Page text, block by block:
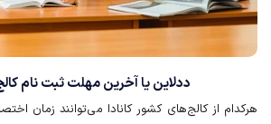
ددلاین یا آخرین مهلت ثبت نام
هرکدام از کالج‌های کشور کانادا می‌توانند زمان